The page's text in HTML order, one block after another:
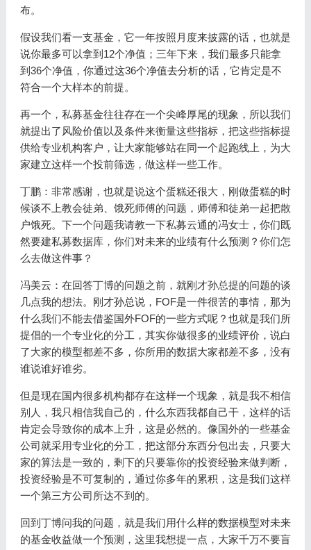
布。
假设我们看一支基金，它一年按照月度来披露的话，也就是
说你最多可以拿到12个净值；三年下来，我们最多只能拿
到36个净值，你通过这36个净值去分析的话，它肯定是不
符合一个大样本的前提。
再一个，私募基金往往存在一个尖峰厚尾的现象，所以我们
就提出了风险价值以及条件来衡量这些指标，把这些指标提
供给专业机构客户，让大家能够站在同一个起跑线上，为大
家建立这样一个投前筛选，做这样一些工作。
丁鹏：非常感谢，也就是说这个蛋糕还很大，刚做蛋糕的时
候谈不上教会徒弟、饿死师傅的问题，师傅和徒弟一起把散
户饿死。下一个问题我请教一下私募云通的冯女士，你们既
然要建私募数据库，你们对未来的业绩有什么预测？你们怎
么去做这件事？
冯美云：在回答丁博的问题之前，就刚才孙总提的问题的谈
几点我的想法。刚才孙总说，FOF是一件很苦的事情，那为
什么我们不能去借鉴国外FOF的一些方式呢？也就是我们所
提倡的一个专业化的分工，其实你做很多的业绩评价，说白
了大家的模型都差不多，你所用的数据大家都差不多，没有
谁说谁好谁劣。
但是现在国内很多机构都存在这样一个现象，就是我不相信
别人，我只相信我自己的，什么东西我都自己干，这样的话
肯定会导致你的成本上升，这是必然的。像国外的一些基金
公司就采用专业化的分工，把这部分东西分包出去，只要大
家的算法是一致的，剩下的只要靠你的投资经验来做判断，
投资经验是不可复制的，通过你多年的累积，这是我们这样
一个第三方公司所达不到的。
回到丁博问我的问题，就是我们用什么样的数据模型对未来
的基金收益做一个预测，这里我想提一点，大家千万不要盲